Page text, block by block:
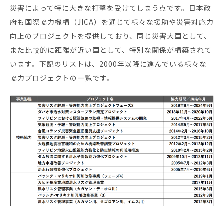
災害によって特に大きな打撃を受けてしまう点です。日本政
府も国際協力機構（JICA）を通じて様々な援助や災害対応力
向上のプロジェクトを提供しており、同じ災害大国として、
また比較的に距離が近い国として、特別な関係が構築されて
います。下記のリストは、2000年以降に進んでいる様々な
協力プロジェクトの一覧です。